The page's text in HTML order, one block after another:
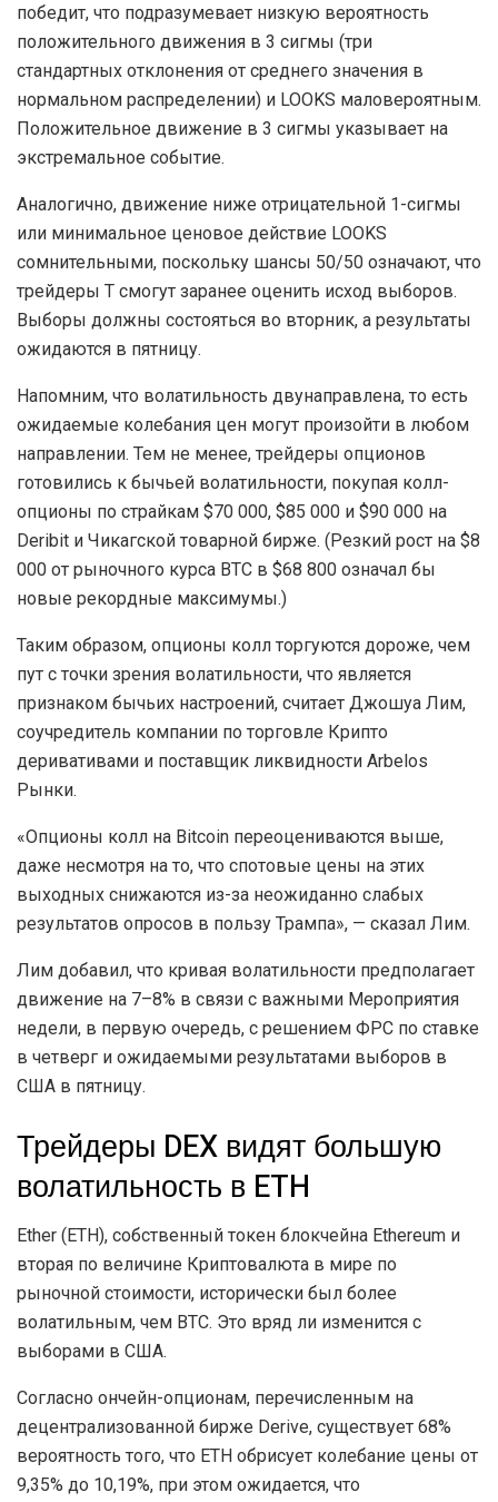
победит, что подразумевает низкую вероятность
положительного движения в 3 сигмы (три
стандартных отклонения от среднего значения в
нормальном распределении) и LOOKS маловероятным.
Положительное движение в 3 сигмы указывает на
экстремальное событие.
Аналогично, движение ниже отрицательной 1-сигмы
или минимальное ценовое действие LOOKS
сомнительными, поскольку шансы 50/50 означают, что
трейдеры T смогут заранее оценить исход выборов.
Выборы должны состояться во вторник, а результаты
ожидаются в пятницу.
Напомним, что волатильность двунаправлена, то есть
ожидаемые колебания цен могут произойти в любом
направлении. Тем не менее, трейдеры опционов
готовились к бычьей волатильности, покупая колл-
опционы по страйкам $70 000, $85 000 и $90 000 на
Deribit и Чикагской товарной бирже. (Резкий рост на $8
000 от рыночного курса BTC в $68 800 означал бы
новые рекордные максимумы.)
Таким образом, опционы колл торгуются дороже, чем
пут с точки зрения волатильности, что является
признаком бычьих настроений, считает Джошуа Лим,
соучредитель компании по торговле Криптo
деривативами и поставщик ликвидности Arbelos
Рынки.
«Опционы колл на Bitcoin переоцениваются выше,
даже несмотря на то, что спотовые цены на этих
выходных снижаются из-за неожиданно слабых
результатов опросов в пользу Трампа», — сказал Лим.
Лим добавил, что кривая волатильности предполагает
движение на 7–8% в связи с важными Мероприятия
недели, в первую очередь, с решением ФРС по ставке
в четверг и ожидаемыми результатами выборов в
США в пятницу.
Трейдеры DEX видят большую
волатильность в ETH
Ether (ETH), собственный токен блокчейна Ethereum и
вторая по величине Криптовалюта в мире по
рыночной стоимости, исторически был более
волатильным, чем BTC. Это вряд ли изменится с
выборами в США.
Согласно ончейн-опционам, перечисленным на
децентрализованной бирже Derive, существует 68%
вероятность того, что ETH обрисует колебание цены от
9,35% до 10,19%, при этом ожидается, что